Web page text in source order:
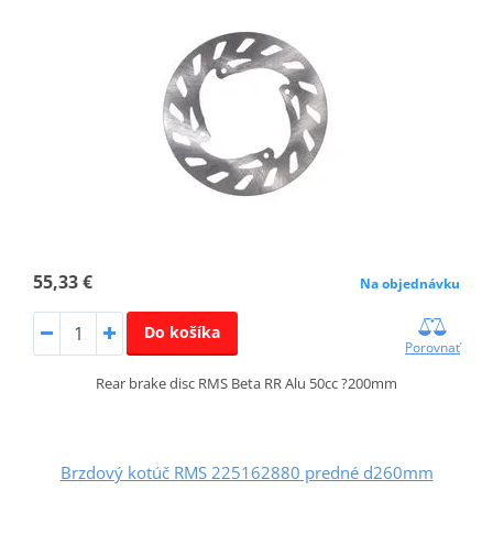
55,33 € Na objednávku
Do košíka
Porovnať
Rear brake disc RMS Beta RR Alu 50cc ?200mm
Brzdový kotúč RMS 225162880 predné d260mm